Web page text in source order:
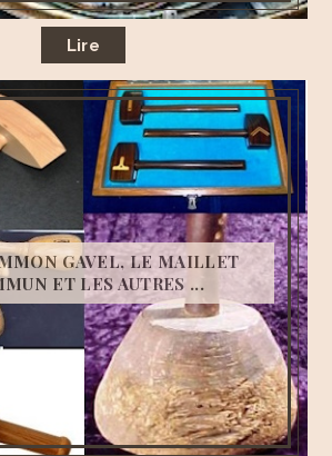
Lire
GAVEL, LE MAILLET
ET LES AUTRES ...